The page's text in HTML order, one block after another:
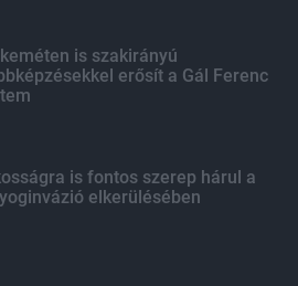
is szakirányú
erősít a Gál Ferenc
is fontos szerep hárul a
elkerülésében